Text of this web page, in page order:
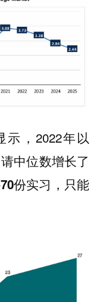
示，2022年以
中位数增长了
份实习 ，只能